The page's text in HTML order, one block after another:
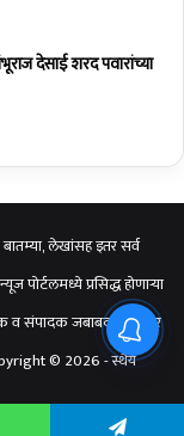
देसाई शरद पवारांच्या
बातम्या, लेखांसह इतर सर्व
पोर्टलमध्ये प्रसिद्ध होणाऱ्या
संपादक जबाबदार राहणार
© 2026 - स्थैर्य